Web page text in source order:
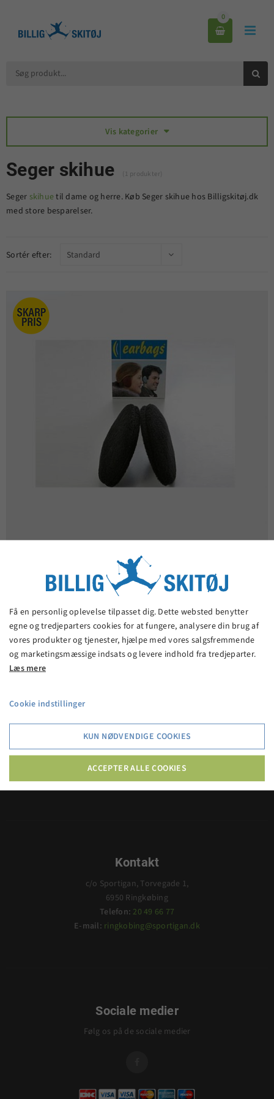


0

Vis kategorier 
Seger skihue (1 produkter)
Seger skihuetil dame og herre. Køb Seger skihue hos Billigskitøj.dk
med store besparelser.
Sortér efter:
Fleece Earbags/ørevarmer
100,00 kr.
VIS PRODUKT
Billig Skitøj
Billig Skitøj er en af Danmarks billigste butikker med
skitøj og skiudstyr. Spar 20% - 70% på kendte
Kontakt
c/o Sportigan, Torvegade 1,
6950 Ringkøbing
Telefon: 20 49 66 77
E-mail: ringkobing@sportigan.dk
Sociale medier
Følg os på de sociale medier
Få en personlig oplevelse tilpasset dig. Dette websted benytter
egne og tredjeparters cookies for at fungere, analysere din brug af
vores produkter og tjenester, hjælpe med vores salgsfremmende
og marketingsmæssige indsats og levere indhold fra tredjeparter.
Læs mere
Cookie indstillinger
KUN NØDVENDIGE COOKIES
ACCEPTER ALLE COOKIES